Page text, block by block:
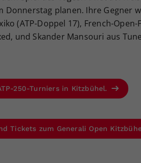
planen. Ihre Gegner
(ATP-Doppel 17), French-
und Skander Mansouri aus
250-Turniers in Kitzbühel.
Tickets zum Generali Open